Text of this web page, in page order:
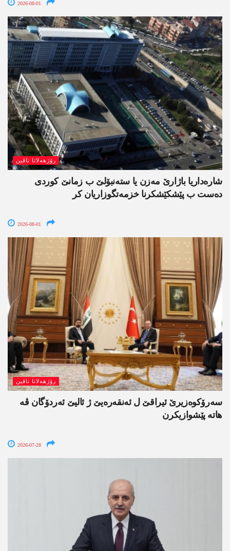
2026-08-01
رۆژھەلاتا ناڤین
شارەداریا باژارێ مەزن یا ستەنبۆلێ ب زمانێ کوردی
دەست ب پێشکێشکرنا خزمەتگوزاریان کر
2026-08-01
رۆژھەلاتا ناڤین
سەرۆکوەزیرێ ئیراقێ ل ئەنقەرەیێ ژ ئالیێ ئەردۆگان ڤە
ھاتە پێشوازیکرن
2026-07-28